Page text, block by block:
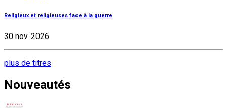
Religieux et religieuses face à la guerre
30 nov. 2026
plus de titres
Nouveautés